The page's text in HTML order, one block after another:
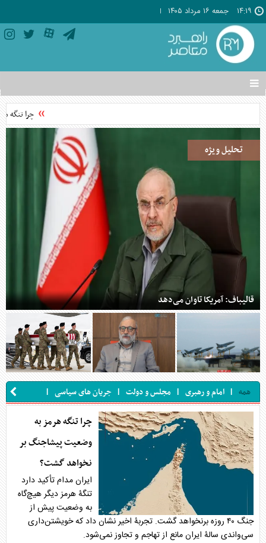
۱۴:۱۹ جمعه ۱۶ مرداد ۱۴۰۵
تغییر
وضعیت
منوی
ها
چرا تنگه
تحلیل ویژه
قالیباف: آمریکا تاوان می‌دهد
همه | امام و رهبری | مجلس و دولت | جریان های سیاسی |
امنیتی و دفاعی | انتخابات | سایر
چرا تنگه هرمز به
وضعیت پیشاجنگ بر
نخواهد گشت؟
ایران مدام تأکید دارد
تنگۀ هرمز دیگر هیچ‌گاه
به وضعیت پیش از
جنگ ۴۰ روزه برنخواهد گشت. تجربۀ اخیر نشان داد که خویشتن‌داری
سی‌واندی سالۀ ایران مانع از تهاجم و تجاوز نمی‌شود.